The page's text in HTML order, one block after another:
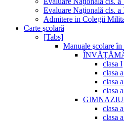
Evaluare Naţională cls. a
Admitere in Colegii
Carte şcolară
[Tabs]
Manuale şcolare în
clasa I
clasa
clasa
clasa
GIMNAZIU
clasa
clasa